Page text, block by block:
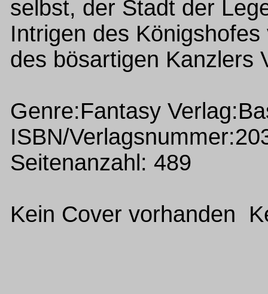
selbst, der Stadt der
Intrigen des
des bösartigen Kanzlers
Genre:Fantasy
ISBN/
Seitenanzahl: 489
Kein Cover vorhanden